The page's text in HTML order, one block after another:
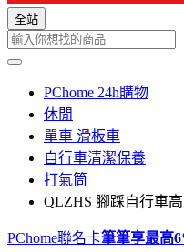
全站
PChome 24h購物
休閒
單車 滑板車
自行車清潔保養
打氣筒
QLZHS 腳踩自行車
PChome聯名卡筆筆享最高